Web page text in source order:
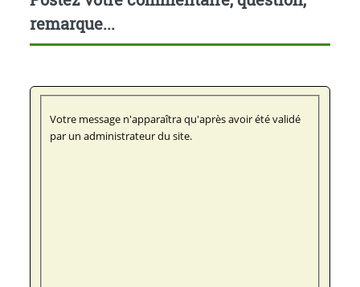
remarque...
Votre message n'apparaîtra qu'après avoir été validé
par un administrateur du site.